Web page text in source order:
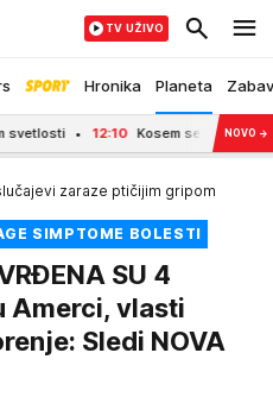
Hronika Planeta
TV UŽIVO
12:10 Kosem se konačno sreće
NOVO →
zaraze ptičijim gripom
SIMPTOME BOLESTI
SU 4
Amerci, vlasti
Sledi NOVA